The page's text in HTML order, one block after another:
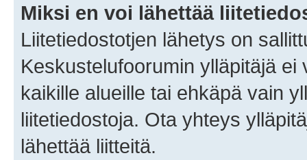
Miksi en voi lähettää
Liitetiedostotjen lähetys on
Keskustelufoorumin ylläpitäjä
kaikille alueille tai ehkäpä vain
liitetiedostoja. Ota yhteys
lähettää liitteitä.